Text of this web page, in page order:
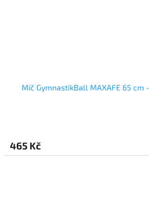
Míč GymnastikBall MAXAFE 65 cm
465 Kč